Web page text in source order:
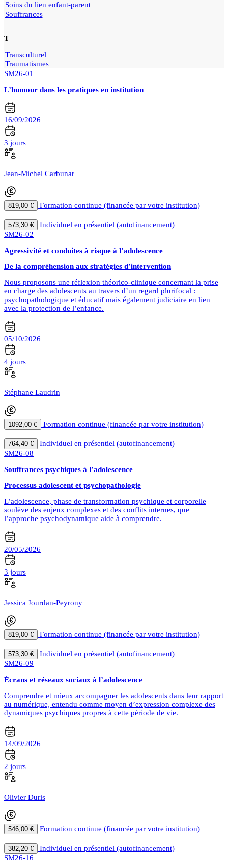
Soins du lien enfant-parent
Souffrances
T
Transculturel
Traumatismes
SM26-01
L’humour dans les pratiques en institution
16/09/2026
3 jours
Jean-Michel Carbunar
819,00 €
Formation continue (financée par votre institution)
|
573,30 €
Individuel en présentiel (autofinancement)
SM26-02
Agressivité et conduites à risque à l’adolescence
De la compréhension aux stratégies d’intervention
Nous proposons une réflexion théorico-clinique concernant la prise
en charge des adolescents au travers d’un regard plurifocal :
psychopathologique et éducatif mais également judiciaire en lien
avec la protection de l’enfance.
05/10/2026
4 jours
Stéphane Laudrin
1092,00 €
Formation continue (financée par votre institution)
|
764,40 €
Individuel en présentiel (autofinancement)
SM26-08
Souffrances psychiques à l’adolescence
Processus adolescent et psychopathologie
L’adolescence, phase de transformation psychique et corporelle
soulève des enjeux complexes et des conflits internes, que
l’approche psychodynamique aide à comprendre.
20/05/2026
3 jours
Jessica Jourdan-Peyrony
819,00 €
Formation continue (financée par votre institution)
|
573,30 €
Individuel en présentiel (autofinancement)
SM26-09
Écrans et réseaux sociaux à l’adolescence
Comprendre et mieux accompagner les adolescents dans leur rapport
au numérique, entendu comme moyen d’expression complexe des
dynamiques psychiques propres à cette période de vie.
14/09/2026
2 jours
Olivier Duris
546,00 €
Formation continue (financée par votre institution)
|
382,20 €
Individuel en présentiel (autofinancement)
SM26-16